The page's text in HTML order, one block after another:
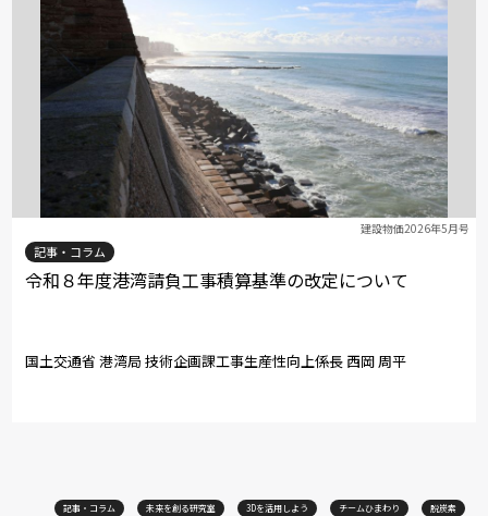
建設物価2026年5月号
記事・コラム
令和８年度港湾請負工事積算基準の改定について
国土交通省 港湾局 技術企画課工事生産性向上係長 西岡 周平
記事・コラム 未来を創る研究室 3Dを活用しよう チームひまわり 脱炭素